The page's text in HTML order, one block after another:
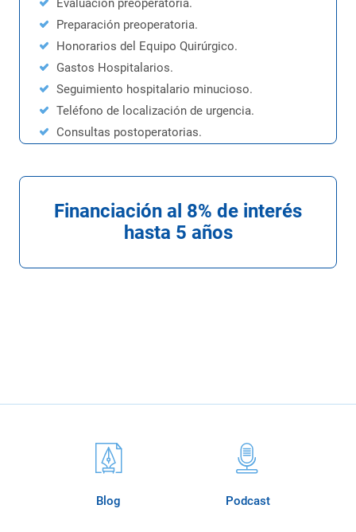
Evaluación preoperatoria.
Preparación preoperatoria.
Honorarios del Equipo Quirúrgico.
Gastos Hospitalarios.
Seguimiento hospitalario minucioso.
Teléfono de localización de urgencia.
Consultas postoperatorias.
Financiación al 8% de interés
hasta 5 años
Blog Podcast